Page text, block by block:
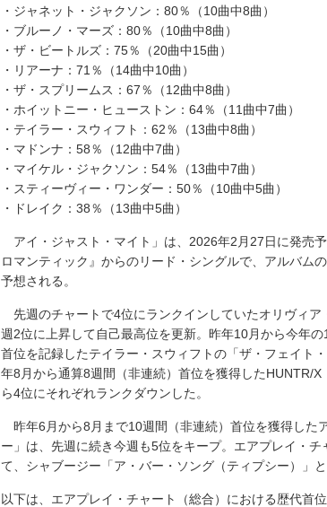
・ジャネット・ジャクソン：80％（10曲中8曲）
・ブルーノ・マーズ：80％（10曲中8曲）
・ザ・ビートルズ：75％（20曲中15曲）
・リアーナ：71％（14曲中10曲）
・ザ・スプリームス：67％（12曲中8曲）
・ホイットニー・ヒューストン：64％（11曲中7曲）
・テイラー・スウィフト：62％（13曲中8曲）
・マドンナ：58％（12曲中7曲）
・マイケル・ジャクソン：54％（13曲中7曲）
・スティーヴィー・ワンダー：50％（10曲中5曲）
・ドレイク：38％（13曲中5曲）
アイ・ジャスト・マイト」は、2026年2月27日に発売
ロマンティック』からのリード・シングルで、アルバム
予想される。
先週のチャートで4位にランクインしていたオリヴィア
週2位に上昇して自己最高位を更新。昨年10月から今年
首位を記録したテイラー・スウィフトの「ザ・フェイト
年8月から通算8週間（非連続）首位を獲得したHUNTR/
ら4位にそれぞれランクダウンした。
昨年6月から8月まで10週間（非連続）首位を獲得した
ー」は、先週に続き今週も5位をキープ。エアプレイ・
て、シャブージー「ア・バー・ソング（ティプシー）」
以下は、エアプレイ・チャート（総合）における歴代首